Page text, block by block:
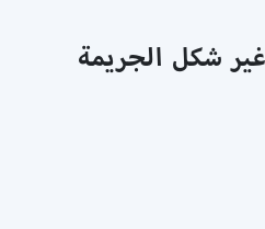
شكل الجريمة